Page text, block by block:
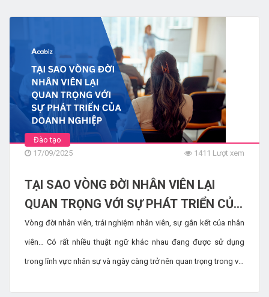
Đào tạo
17/09/2025
1411 Lượt xem
TẠI SAO VÒNG ĐỜI NHÂN VIÊN LẠI
QUAN TRỌNG VỚI SỰ PHÁT TRIỂN CỦA
DOANH NGHIỆP
Vòng đời nhân viên, trải nghiệm nhân viên, sự gắn kết của nhân
viên… Có rất nhiều thuật ngữ khác nhau đang được sử dụng
trong lĩnh vực nhân sự và ngày càng trở nên quan trọng trong vài